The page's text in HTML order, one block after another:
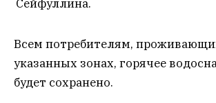
Сейфуллина.
Всем потребителям,
указанных зонах, горячее
будет сохранено.